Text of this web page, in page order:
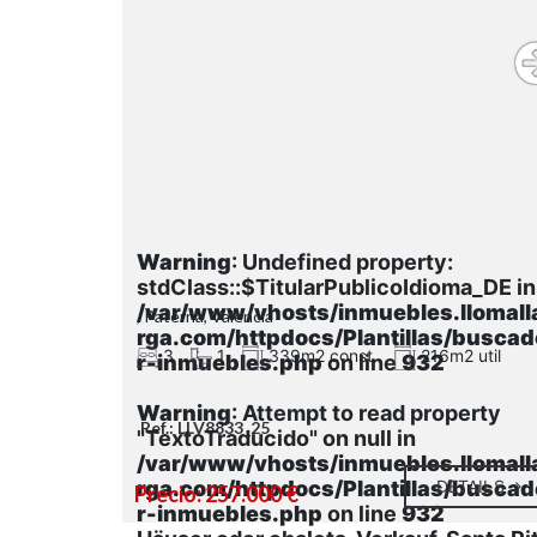
Warning: Undefined property:
stdClass::$TitularPublicoIdioma_DE in
/var/www/vhosts/
rga.com/httpdocs/Plantillas/
r-inmuebles.phpon line932
Warning: Attempt to read property
"TextoTraducido" on null in
/var/www/vhosts/
rga.com/httpdocs/Plantillas/
r-inmuebles.php on line 932
, Paterna, Valencia
3
1 339m2 const. 216m2 util
Ref.: LLV8833_25
Precio: 257.000 € DETAILS